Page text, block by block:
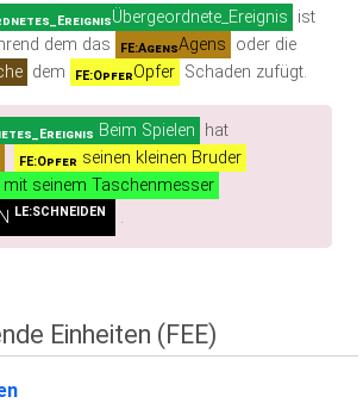
Übergeordnete_Ereignis ist
dem das
FE:AgensAgens oder die
dem FE:OpferOpfer Schaden zufügt.
Beim Spielen hat
FE:Opfer seinen kleinen Bruder
mit seinem Taschenmesser
LE:SCHNEIDEN .
Einheiten (FEE)